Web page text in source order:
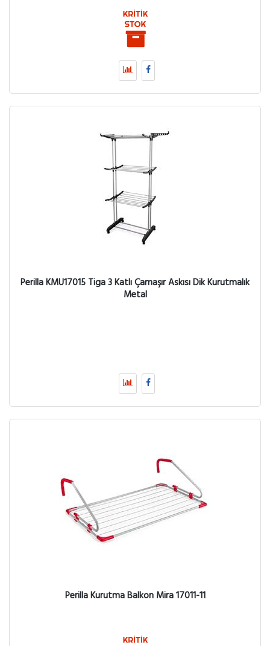
Perilla KMU17015 Tiga 3 Katlı Çamaşır Askısı Dik Kurutmalık
Metal
Perilla Kurutma Balkon Mira 17011-11